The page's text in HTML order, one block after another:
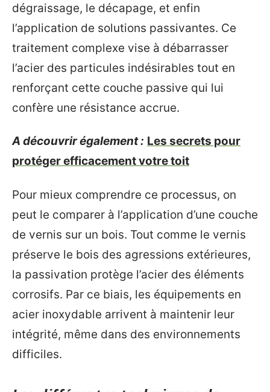
dégraissage, le décapage, et enfin
l’application de solutions passivantes. Ce
traitement complexe vise à débarrasser
l’acier des particules indésirables tout en
renforçant cette couche passive qui lui
confère une résistance accrue.
A découvrir également : Les secrets pour
protéger efficacement votre toit
Pour mieux comprendre ce processus, on
peut le comparer à l’application d’une couche
de vernis sur un bois. Tout comme le vernis
préserve le bois des agressions extérieures,
la passivation protège l’acier des éléments
corrosifs. Par ce biais, les équipements en
acier inoxydable arrivent à maintenir leur
intégrité, même dans des environnements
difficiles.